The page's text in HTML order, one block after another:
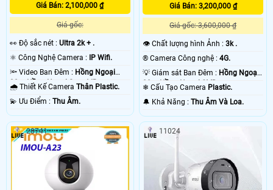
Giá Bán: 2,100,000 ₫
Giá gốc:
️👀 Độ sắc nét : Ultra 2k + .
⚛️ Công Nghệ Camera : IP Wifi.
🔦 Video Ban Đêm : Hồng Ngoại
30m Hồng Ngoại Smart IR.
🌧️ Thiết Kế Camera Thân Plastic.
️💫 Ưu Điểm : Thu Âm.
Giá Bán: 3,200,000 ₫
Giá gốc: 3,600,000 ₫
👁 Chất lượng hình Ảnh :3k .
®️ Camera Công nghệ :4G.
💡 Giám sát Ban Đêm : Hồng Ngoại
20m Hồng Ngoại SMD.
❄ Cấu Tạo Camera Plastic.
️🔔 Khả Năng :Thu Âm Và Loa.
28741 11024